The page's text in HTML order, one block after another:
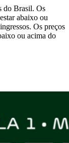
do Brasil. Os
abaixo ou
Os preços
ou acima do